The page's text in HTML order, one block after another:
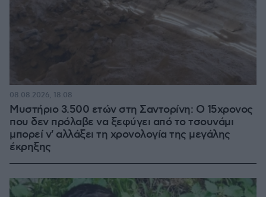
Μυστήριο 3.500 ετών στη Σαντορίνη: Ο 15χρονος
που δεν πρόλαβε να ξεφύγει από το τσουνάμι
μπορεί ν' αλλάξει τη χρονολογία της μεγάλης
έκρηξης
08.08.2026, 18:08